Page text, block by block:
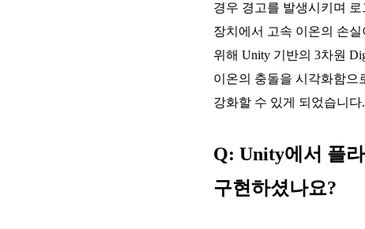
경우 경고를 발생시키며
장치에서 고속 이온의 손
위해 Unity 기반의 3차원
이온의 충돌을 시각화함으
강화할 수 있게 되었습니다.
Q: Unity에서 플
구현하셨나요?